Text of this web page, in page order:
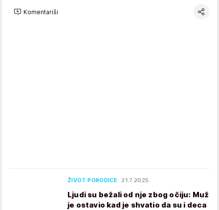
Komentariši
ŽIVOT PORODICE 21.7.2025.
Ljudi su bežali od nje zbog očiju: Muž
je ostavio kad je shvatio da su i deca